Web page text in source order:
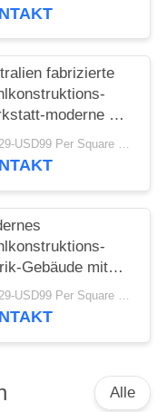
fabrizierte
moderne Art
Dach vor
USD29-USD99 Per Square Meter MOQ:500 Quadratmeter
Gebäude mit
Bau
USD29-USD99 Per Square Meter MOQ:500 Quadratmeter
Alle